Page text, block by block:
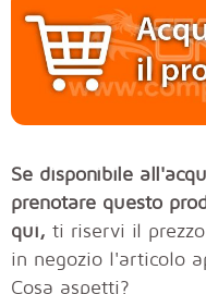
Se disponibile
prenotare questo
qui, ti riservi il
in negozio l'articolo
Cosa aspetti?